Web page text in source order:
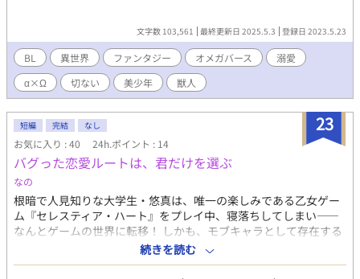
文字数 103,561 最終更新日 2025.5.3 登録日 2023.5.23
BL 異世界 ファンタジー オメガバース
溺愛
α×Ω
切ない 美少年 獣人
23
短編 完結 なし
お気に入り : 40 24h.ポイント : 14
バグった恋愛ルートは、君だけを選ぶ
なの
根暗で人見知りな大学生・悠真は、唯一の楽しみである乙女ゲー
ム『セレスティア・ハート』をプレイ中、寝落ちしてしまい――
なんとゲームの世界に転移！ しかも、モブキャラとして存在する
はずの自分に、王子・リオネルの恋愛イベントが発生してしま
う。 「君が、僕の運命だ」 天然溺愛全開の王子に振り回され、毒
続きを読む